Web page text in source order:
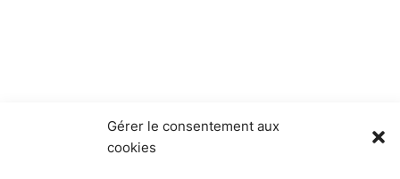
Gérer le consentement aux
cookies